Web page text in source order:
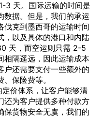
3 天。国际运输的时间是
数据。但是，我们的承运
伐克到墨西哥的运输时间
，以及具体的港口和内陆
天，而空运则只需 2-5
相隔遥远，因此运输成本
户还需要支付一些额外的
保险费等。
价体系，让客户能够清
还为客户提供多种付款方
保货物安全无虞，我们的